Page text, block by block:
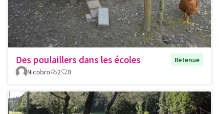
Des poulaillers dans les écoles
Retenue
Nicobro
2 0